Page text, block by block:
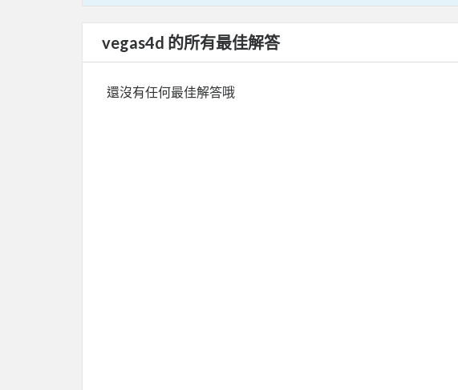
vegas4d 的所有最佳解答
還沒有任何最佳解答哦